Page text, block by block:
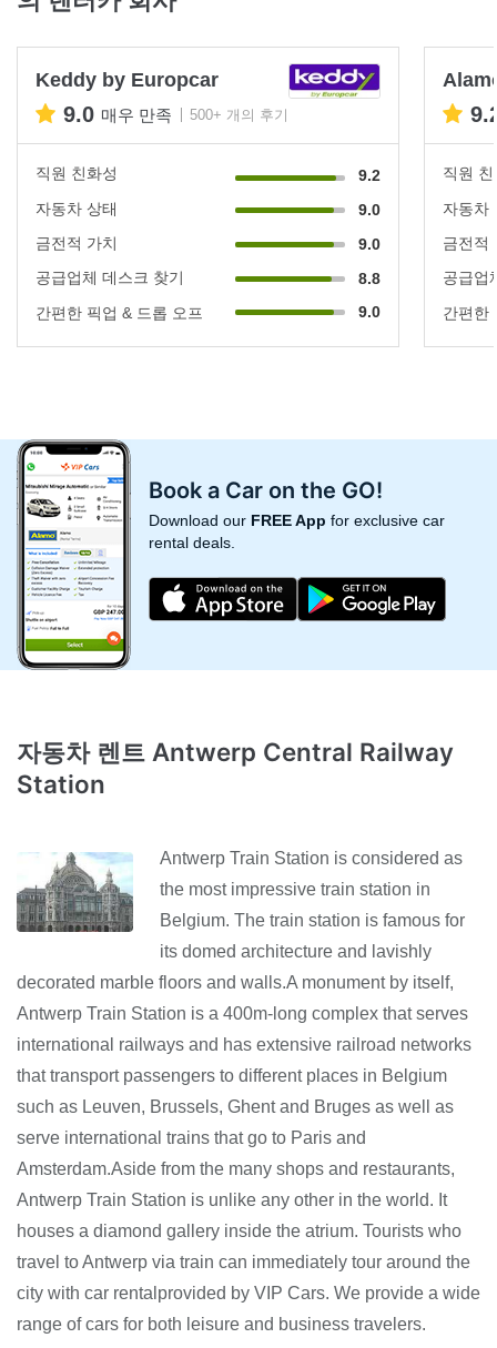
Keddy by Europcar
9.0 매우 만족 500+ 개의 후기
직원 친화성
9.2
자동차 상태
9.0
금전적 가치
9.0
공급업체 데스크 찾기
8.8
간편한 픽업 & 드롭 오프
9.0
직원
자동차
금전적
공급업
간편한
Book a Car on the GO!
Download our FREE App for exclusive car
rental deals.
자동차 렌트 Antwerp Central Railway
Station
Antwerp Train Station is considered as
the most impressive train station in
Belgium. The train station is famous for
its domed architecture and lavishly
decorated marble floors and walls.A monument by itself,
Antwerp Train Station is a 400m-long complex that serves
international railways and has extensive railroad networks
that transport passengers to different places in Belgium
such as Leuven, Brussels, Ghent and Bruges as well as
serve international trains that go to Paris and
Amsterdam.Aside from the many shops and restaurants,
Antwerp Train Station is unlike any other in the world. It
houses a diamond gallery inside the atrium. Tourists who
travel to Antwerp via train can immediately tour around the
city with car rentalprovided by VIP Cars. We provide a wide
range of cars for both leisure and business travelers.